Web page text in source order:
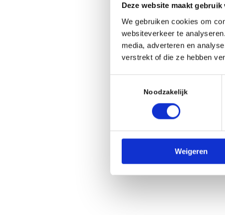
Deze website maakt gebruik
We gebruiken cookies om
websiteverkeer te
media, adverteren en
verstrekt of die ze hebben
Noodzakelijk
Weigeren